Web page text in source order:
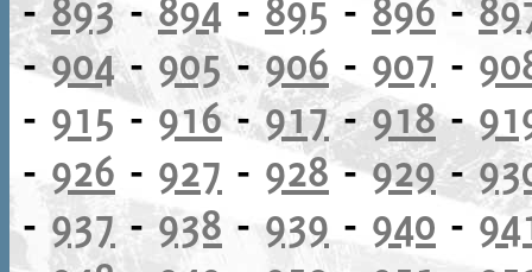
-904- 905-906 - 907 -
- 915 -916-917-918-
- 926 - 927 - 928-929-
- 937 -938 - 939 - 940 -